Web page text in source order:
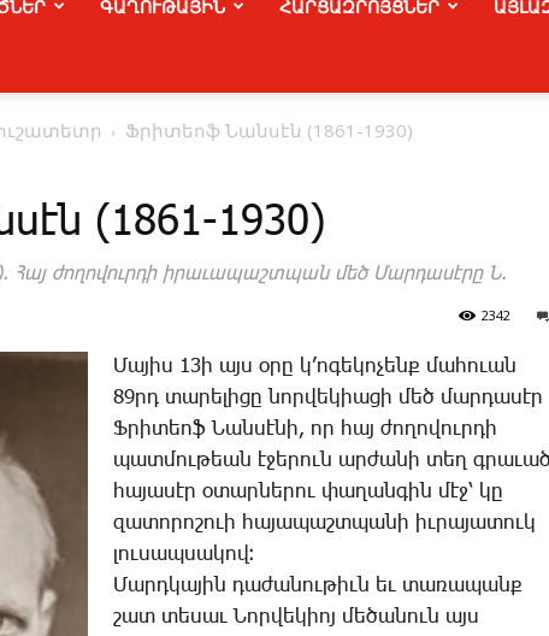
ԳԱՂՈՒԹԱՅԻՆ ՀԱՐՑԱԶՐՈՅՑՆԵՐ
Ֆրիտեոֆ Նանսէն (1861-1930)
(1861-1930)
Հայ ժողովուրդի իրաւապաշտպան մեծ Մարդասէրը Ն.
2342
­Մա­յիս 13ի այս օ­րը կ’ո­գե­կո­չենք մա­հո­ւան
89րդ ­տա­րե­լի­ցը նոր­վե­կիա­ցի մեծ մար­դա­սէր
Ֆ­րի­տեոֆ ­Նան­սէ­նի, որ հայ ժո­ղո­վուր­դի
պատ­մու­թեան է­ջե­րուն ար­ժա­նի տեղ գրա­ւած
հա­յա­սէր օ­տար­նե­րու փա­ղան­գին մէջ՝ կը
զա­տո­րո­շո­ւի հա­յա­պաշտ­պա­նի իւ­րա­յա­տուկ
լու­սապ­սա­կով։
­Մարդ­կա­յին դա­ժա­նու­թիւն եւ տա­ռա­պանք
շատ տե­սաւ ­Նոր­վե­կիոյ մե­ծա­նուն այս